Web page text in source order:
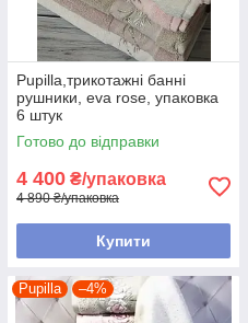
Pupilla,трикотажні банні
рушники, eva rose, упаковка
6 штук
Готово до відправки
4 400 ₴/упаковка
4 890 ₴/упаковка
Купити
Pupilla –4%